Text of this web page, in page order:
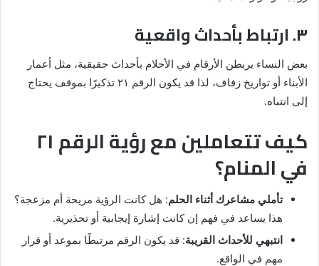
٣. ارتباط بأحداث واقعية
بعض النساء يربطن الأرقام في الأحلام بأحداث حقيقية، مثل أعمار
الأبناء أو تواريخ زفاف، لذا قد يكون الرقم ٢١ تذكيرًا بموقف يحتاج
إلى انتباه.
كيف تتعاملين مع رؤية الرقم ٢١
في المنام؟
تأملي مشاعرك أثناء الحلم: هل كانت الرؤية مريحة أم مزعجة؟
هذا يساعد في فهم إن كانت إشارة إيجابية أو تحذيرية.
انتبهي للأحداث القريبة: قد يكون الرقم مرتبطًا بموعد أو قرار
مهم في الواقع.